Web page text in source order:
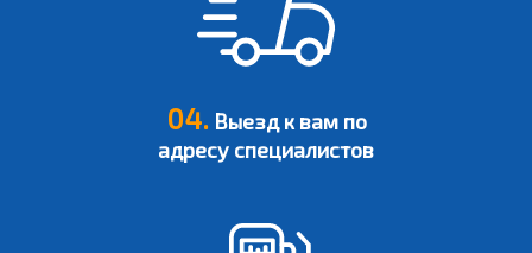
04.Выезд к вам по
адресу специалистов